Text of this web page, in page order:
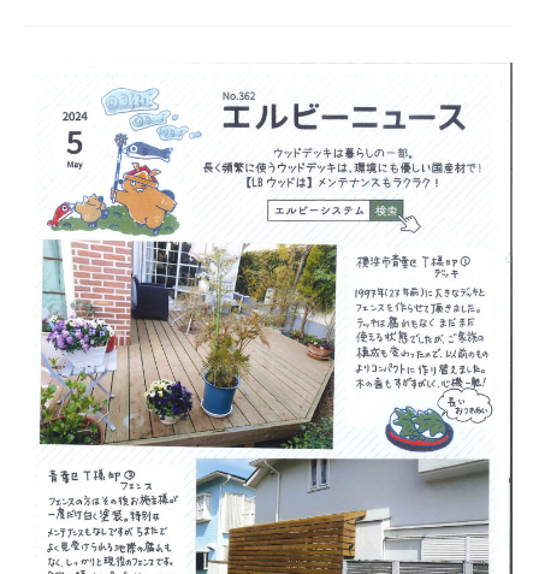
ー
ス
2024/7
川
崎
市
横
浜
市
ウ
ッ
ド
デ
ッ
キ
施
工